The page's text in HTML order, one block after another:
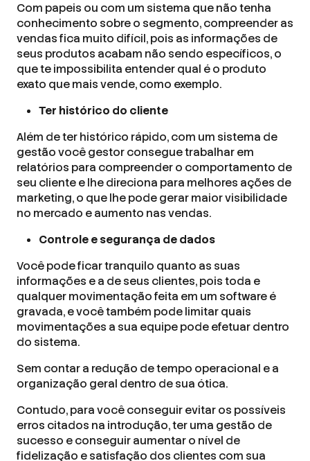
Com papeis ou com um sistema que não tenha
conhecimento sobre o segmento, compreender as
vendas fica muito difícil, pois as informações de
seus produtos acabam não sendo específicos, o
que te impossibilita entender qual é o produto
exato que mais vende, como exemplo.
Ter histórico do cliente
Além de ter histórico rápido, com um sistema de
gestão você gestor consegue trabalhar em
relatórios para compreender o comportamento de
seu cliente e lhe direciona para melhores ações de
marketing, o que lhe pode gerar maior visibilidade
no mercado e aumento nas vendas.
Controle e segurança de dados
Você pode ficar tranquilo quanto as suas
informações e a de seus clientes, pois toda e
qualquer movimentação feita em um software é
gravada, e você também pode limitar quais
movimentações a sua equipe pode efetuar dentro
do sistema.
Sem contar a redução de tempo operacional e a
organização geral dentro de sua ótica.
Contudo, para você conseguir evitar os possíveis
erros citados na introdução, ter uma gestão de
sucesso e conseguir aumentar o nível de
fidelização e satisfação dos clientes com sua